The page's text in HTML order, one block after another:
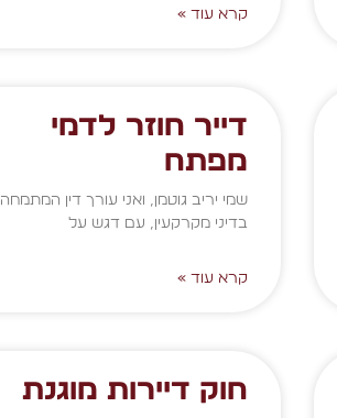
קרא עוד »
דייר חוזר לדמי
מפתח
שמי יריב גוטמן, ואני עורך דין המתמחה
בדיני מקרקעין, עם דגש על
קרא עוד »
חוק דיירות מוגנת